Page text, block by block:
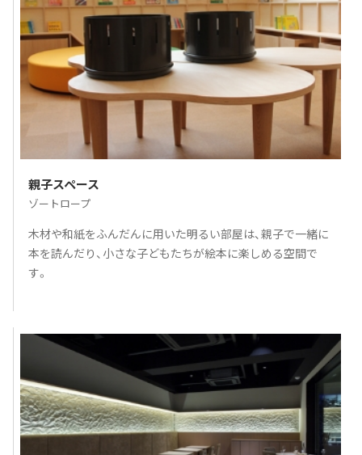
親子スペース
ゾートロープ
木材や和紙をふんだんに用いた明るい部屋は、親子で一緒に
本を読んだり、小さな子どもたちが絵本に楽しめる空間で
す。